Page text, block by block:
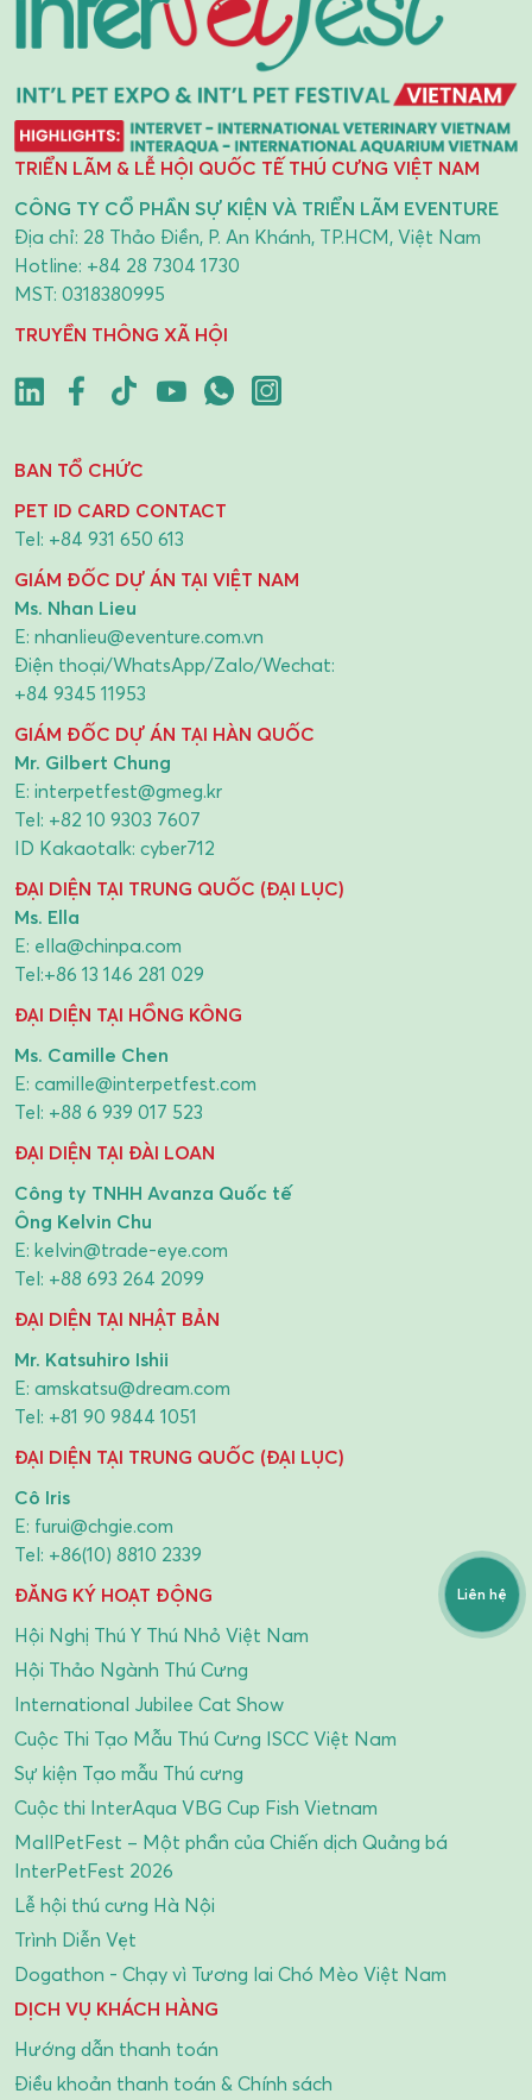
TRIỂN LÃM & LỄ HỘI QUỐC TẾ THÚ CƯNG VIỆT NAM
CÔNG TY CỔ PHẦN SỰ KIỆN VÀ TRIỂN LÃM EVENTURE
Địa chỉ: 28 Thảo Điền, P. An Khánh, TP.HCM, Việt Nam
Hotline: +84 28 7304 1730
MST: 0318380995
TRUYỀN THÔNG XÃ HỘI
BAN TỔ CHỨC
PET ID CARD CONTACT
Tel: +84 931 650 613
GIÁM ĐỐC DỰ ÁN TẠI VIỆT NAM
Ms. Nhan Lieu
E: nhanlieu@eventure.com.vn
Điện thoại/WhatsApp/Zalo/Wechat:
+84 9345 11953
GIÁM ĐỐC DỰ ÁN TẠI HÀN QUỐC
Mr. Gilbert Chung
E: interpetfest@gmeg.kr
Tel: +82 10 9303 7607
ID Kakaotalk: cyber712
ĐẠI DIỆN TẠI TRUNG QUỐC (ĐẠI LỤC)
Ms. Ella
E: ella@chinpa.com
Tel:+86 13 146 281 029
ĐẠI DIỆN TẠI HỒNG KÔNG
Ms. Camille Chen
E: camille@interpetfest.com
Tel: +88 6 939 017 523
ĐẠI DIỆN TẠI ĐÀI LOAN
Công ty TNHH Avanza Quốc tế
Ông Kelvin Chu
E: kelvin@trade-eye.com
Tel: +88 693 264 2099
ĐẠI DIỆN TẠI NHẬT BẢN
Mr. Katsuhiro Ishii
E: amskatsu@dream.com
Tel: +81 90 9844 1051
ĐẠI DIỆN TẠI TRUNG QUỐC (ĐẠI LỤC)
Cô Iris
E: furui@chgie.com
Tel: +86(10) 8810 2339
ĐĂNG KÝ HOẠT ĐỘNG
Hội Nghị Thú Y Thú Nhỏ Việt Nam
Hội Thảo Ngành Thú Cưng
International Jubilee Cat Show
Cuộc Thi Tạo Mẫu Thú Cưng ISCC Việt Nam
Sự kiện Tạo mẫu Thú cưng
Cuộc thi InterAqua VBG Cup Fish Vietnam
MallPetFest – Một phần của Chiến dịch Quảng bá
InterPetFest 2026
Lễ hội thú cưng Hà Nội
Trình Diễn Vẹt
Dogathon - Chạy vì Tương lai Chó Mèo Việt Nam
DỊCH VỤ KHÁCH HÀNG
Hướng dẫn thanh toán
Điều khoản thanh toán & Chính sách
Liên hệ